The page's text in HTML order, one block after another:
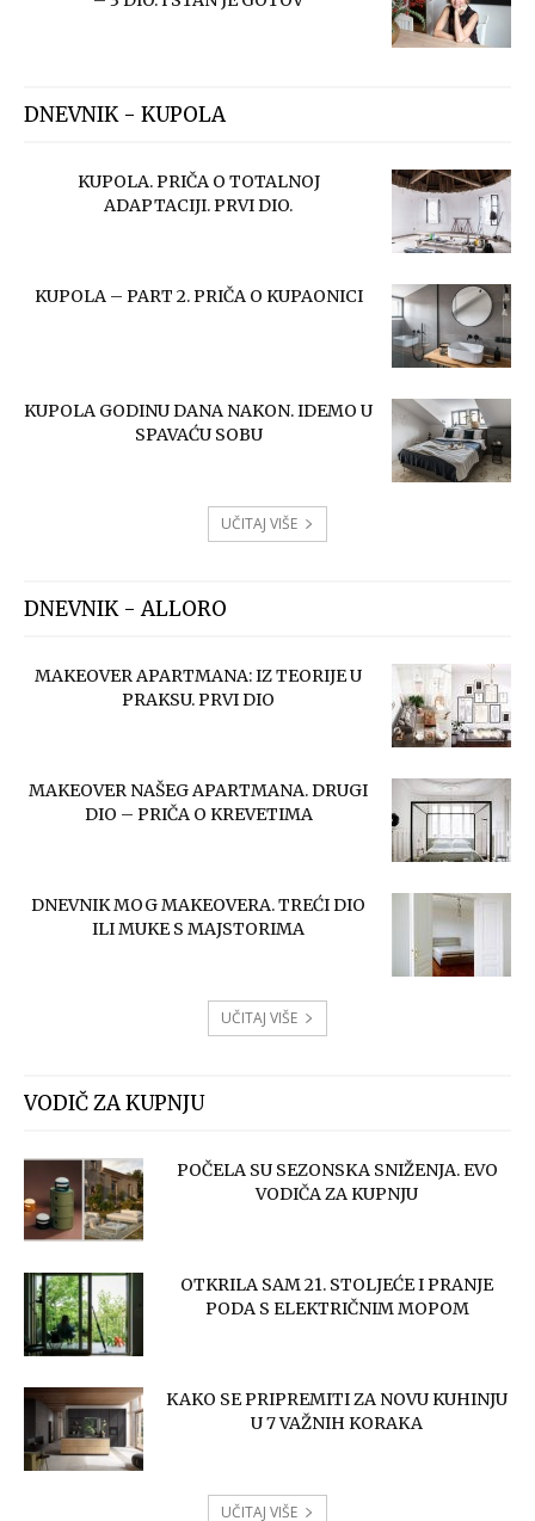
DNEVNIK - KUPOLA
KUPOLA. PRIČA O TOTALNOJ
ADAPTACIJI. PRVI DIO.
KUPOLA – PART 2. PRIČA O KUPAONICI
KUPOLA GODINU DANA NAKON. IDEMO U
SPAVAĆU SOBU
UČITAJ VIŠE
DNEVNIK - ALLORO
MAKEOVER APARTMANA: IZ TEORIJE U
PRAKSU. PRVI DIO
MAKEOVER NAŠEG APARTMANA. DRUGI
DIO – PRIČA O KREVETIMA
DNEVNIK MOG MAKEOVERA. TREĆI DIO
ILI MUKE S MAJSTORIMA
UČITAJ VIŠE
VODIČ ZA KUPNJU
POČELA SU SEZONSKA SNIŽENJA. EVO
VODIČA ZA KUPNJU
OTKRILA SAM 21. STOLJEĆE I PRANJE
PODA S ELEKTRIČNIM MOPOM
KAKO SE PRIPREMITI ZA NOVU KUHINJU
U 7 VAŽNIH KORAKA
UČITAJ VIŠE